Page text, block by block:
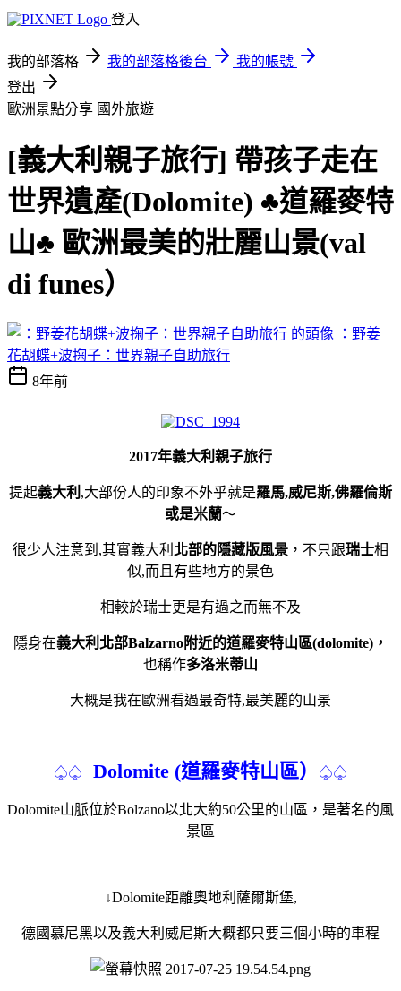
登入
我的部落格 我的部落格後台
我的帳號
登出
歐洲景點分享 國外旅遊
[義大利親子旅行] 帶孩子走在
世界遺產(Dolomite) ♣道羅麥特
山♣ 歐洲最美的壯麗山景(val
di funes）
：野姜
花胡蝶+波掬子：世界親子自助旅行
8年前
2017年義大利親子旅行
提起義大利 ,大部份人的印象不外乎就是羅馬,威尼斯,佛羅倫斯
或是米蘭～
很少人注意到,其實義大利 北部的隱藏版風景 ，不只跟瑞士相
似,而且有些地方的景色
相較於瑞士更是有過之而無不及
隱身在義大利北部Balzarno附近的道羅麥特山區(dolomite)，
也稱作多洛米蒂山
大概是我在歐洲看過最奇特,最美麗的山景
♤♤ Dolomite (道羅麥特山區） ♤♤
Dolomite山脈位於Bolzano以北大約50公里的山區，是著名的風
景區
↓Dolomite距離奧地利薩爾斯堡,
德國慕尼黑以及義大利威尼斯大概都只要三個小時的車程